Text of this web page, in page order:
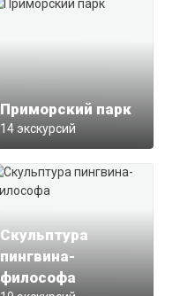
Приморский парк
14 экскурсий
Скульптура
пингвина-
философа